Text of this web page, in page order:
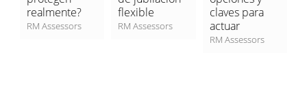
realmente?
RM Assessors
flexible
RM Assessors
claves para
actuar
RM Assessors